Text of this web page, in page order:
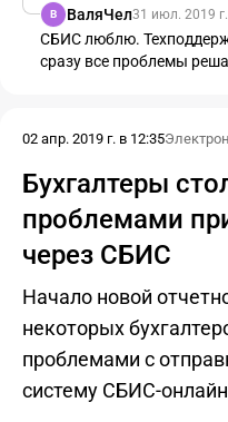
В ВаляЧел31 июл. 2019
СБИС люблю.
сразу все проблемы
02 апр. 2019 г. в 12:35
Бухгалтеры
проблемами
через СБИС
Начало новой
некоторых
проблемами с
систему СБИС-